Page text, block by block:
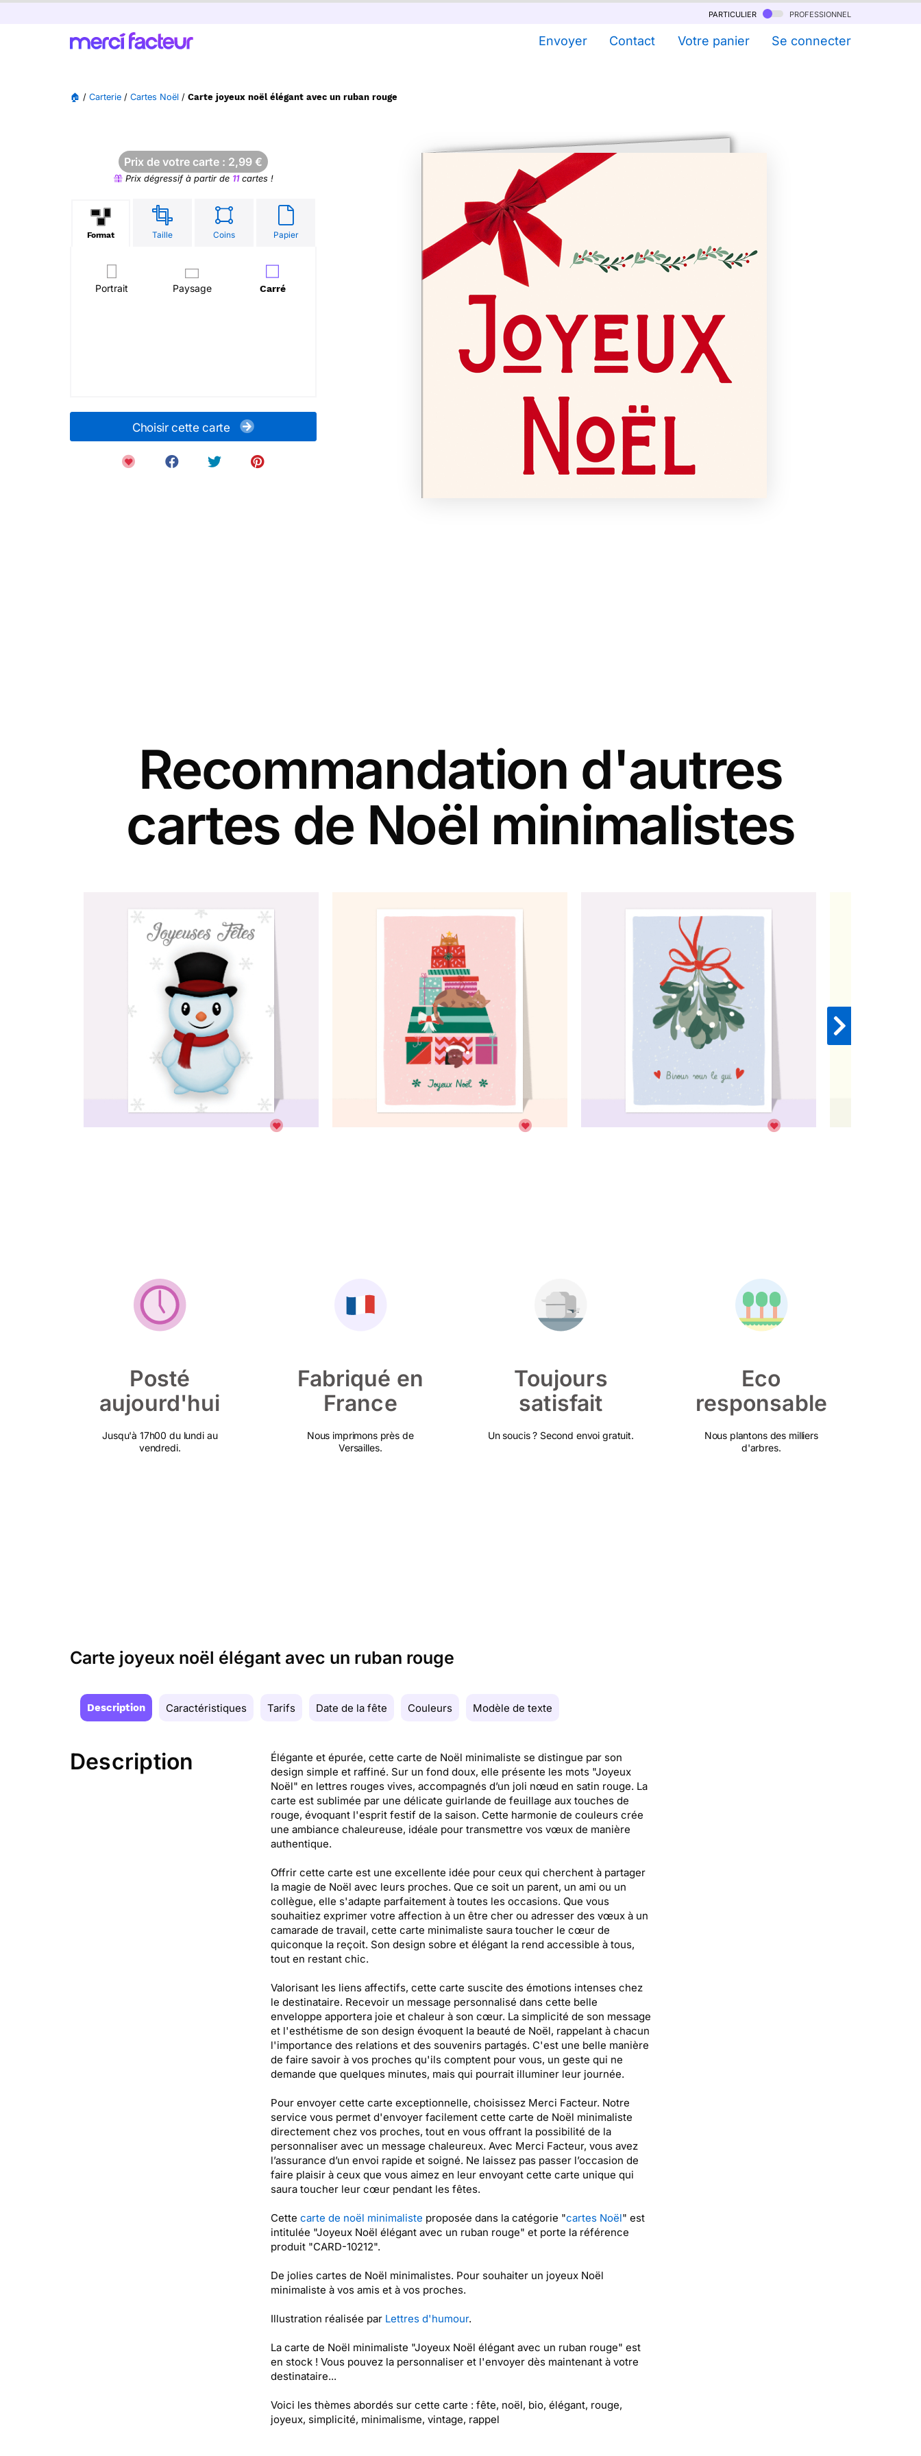
particulier professionnel
Envoyer Contact Votre panier Se connecter
🏠 / Carterie / Cartes Noël / Carte joyeux noël élégant avec un ruban rouge
Prix de votre carte : 2,99 €
Prix dégressif à partir de 11cartes !
Format Taille Coins Papier
Portrait Paysage Carré
Choisir cette carte
Recommandation d'autres
cartes de Noël minimalistes
Posté
aujourd'hui
Jusqu'à 17h00 du lundi au
vendredi.
Fabriqué en
France
Nous imprimons près de
Versailles.
Toujours
satisfait
Un soucis ? Second envoi gratuit.
Eco
responsable
Nous plantons des milliers
d'arbres.
Carte joyeux noël élégant avec un ruban rouge
Description Caractéristiques Tarifs Date de la fête Couleurs Modèle de texte
Description
Élégante et épurée, cette carte de Noël minimaliste se distingue par son
design simple et raffiné. Sur un fond doux, elle présente les mots "Joyeux
Noël" en lettres rouges vives, accompagnés d’un joli nœud en satin rouge. La
carte est sublimée par une délicate guirlande de feuillage aux touches de
rouge, évoquant l'esprit festif de la saison. Cette harmonie de couleurs crée
une ambiance chaleureuse, idéale pour transmettre vos vœux de manière
authentique.
Offrir cette carte est une excellente idée pour ceux qui cherchent à partager
la magie de Noël avec leurs proches. Que ce soit un parent, un ami ou un
collègue, elle s'adapte parfaitement à toutes les occasions. Que vous
souhaitiez exprimer votre affection à un être cher ou adresser des vœux à un
camarade de travail, cette carte minimaliste saura toucher le cœur de
quiconque la reçoit. Son design sobre et élégant la rend accessible à tous,
tout en restant chic.
Valorisant les liens affectifs, cette carte suscite des émotions intenses chez
le destinataire. Recevoir un message personnalisé dans cette belle
enveloppe apportera joie et chaleur à son cœur. La simplicité de son message
et l'esthétisme de son design évoquent la beauté de Noël, rappelant à chacun
l'importance des relations et des souvenirs partagés. C'est une belle manière
de faire savoir à vos proches qu'ils comptent pour vous, un geste qui ne
demande que quelques minutes, mais qui pourrait illuminer leur journée.
Pour envoyer cette carte exceptionnelle, choisissez Merci Facteur. Notre
service vous permet d'envoyer facilement cette carte de Noël minimaliste
directement chez vos proches, tout en vous offrant la possibilité de la
personnaliser avec un message chaleureux. Avec Merci Facteur, vous avez
l’assurance d’un envoi rapide et soigné. Ne laissez pas passer l’occasion de
faire plaisir à ceux que vous aimez en leur envoyant cette carte unique qui
saura toucher leur cœur pendant les fêtes.
Cette carte de noël minimaliste proposée dans la catégorie "cartes Noël" est
intitulée "Joyeux Noël élégant avec un ruban rouge" et porte la référence
produit "CARD-10212".
De jolies cartes de Noël minimalistes. Pour souhaiter un joyeux Noël
minimaliste à vos amis et à vos proches.
Illustration réalisée par Lettres d'humour.
La carte de Noël minimaliste "Joyeux Noël élégant avec un ruban rouge" est
en stock ! Vous pouvez la personnaliser et l'envoyer dès maintenant à votre
destinataire...
Voici les thèmes abordés sur cette carte : fête, noël, bio, élégant, rouge,
joyeux, simplicité, minimalisme, vintage, rappel